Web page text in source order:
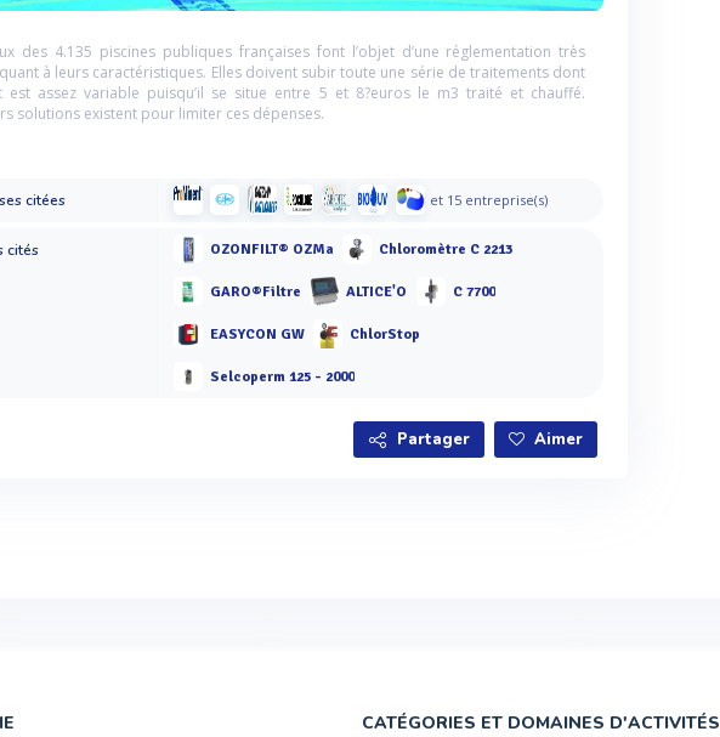
des 4.135 piscines publiques françaises font l’objet d’une réglementation très
à leurs caractéristiques. Elles doivent subir toute une série de traitements dont
est assez variable puisqu’il se situe entre 5 et 8?euros le m3 traité et chauffé.
solutions existent pour limiter ces dépenses.
citées et 15 entreprise(s)
cités OZONFILT® OZMa Chloromètre C 2213
GARO®Filtre ALTICE'O C 7700
EASYCON GW ChlorStop
Selcoperm 125 - 2000
Partager Aimer
CATÉGORIES ET DOMAINES D'ACTIVITÉS